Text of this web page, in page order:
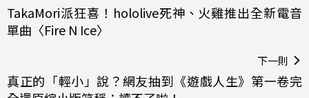
TakaMori派狂喜！hololive死神、火雞推出全新電音
單曲〈Fire N Ice〉
下一則
真正的「輕小」說？網友抽到《遊戲人生》第一卷完